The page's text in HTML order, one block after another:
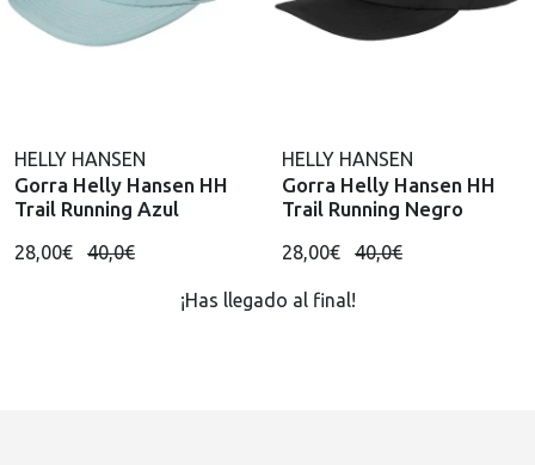
HELLY HANSEN
Gorra Helly Hansen HH
Trail Running Azul
28,00€ 40,0€
HELLY HANSEN
Gorra Helly Hansen HH
Trail Running Negro
28,00€ 40,0€
¡Has llegado al final!